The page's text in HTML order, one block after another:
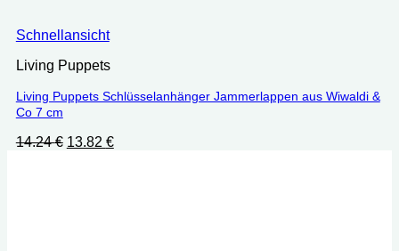
Schnellansicht
Living Puppets
Living Puppets Schlüsselanhänger Jammerlappen aus Wiwaldi &
Co 7 cm
14.24€ Ursprünglicher
13.82 €Aktueller